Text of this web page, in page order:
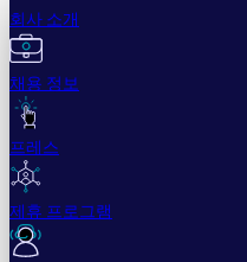
회사 소개
채용 정보
프레스
제휴 프로그램